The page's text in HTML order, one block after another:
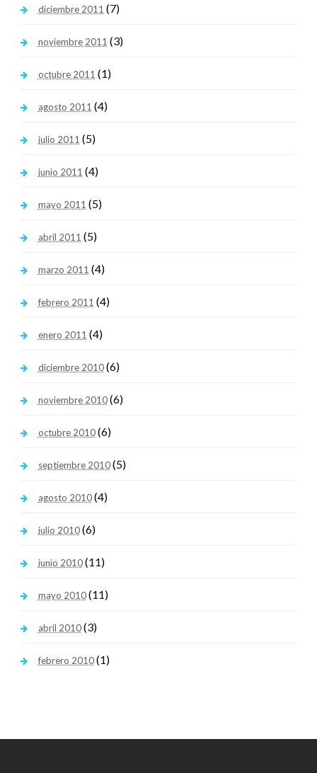
diciembre 2011 (7)
noviembre 2011 (3)
octubre 2011 (1)
agosto 2011 (4)
julio 2011 (5)
junio 2011 (4)
mayo 2011 (5)
abril 2011 (5)
marzo 2011 (4)
febrero 2011 (4)
enero 2011 (4)
diciembre 2010(6)
noviembre 2010(6)
octubre 2010(6)
septiembre 2010(5)
agosto 2010(4)
julio 2010(6)
junio 2010(11)
mayo 2010(11)
abril 2010(3)
febrero 2010(1)